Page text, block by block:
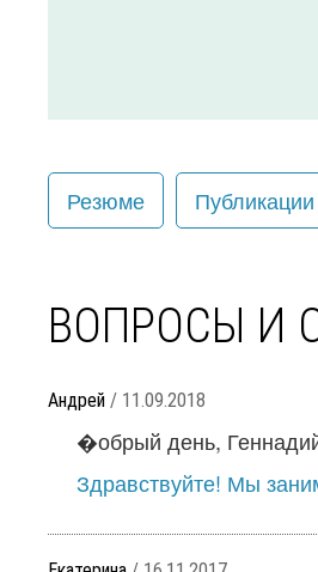
Резюме Публикации
ВОПРОСЫ И
Андрей / 11.09.2018
�обрый день,
Здравствуйте! Мы